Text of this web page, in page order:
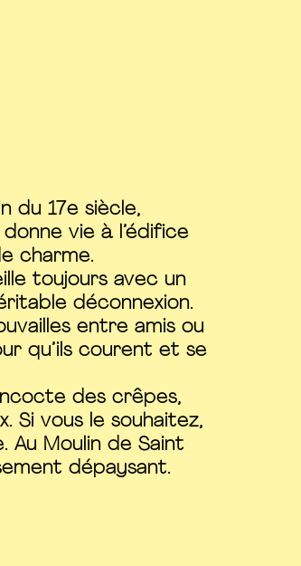
du 17e siècle,
vie à l’édifice
charme.
toujours avec un
déconnexion.
entre amis ou
qu’ils courent et se
des crêpes,
Si vous le souhaitez,
Au Moulin de Saint
dépaysant.